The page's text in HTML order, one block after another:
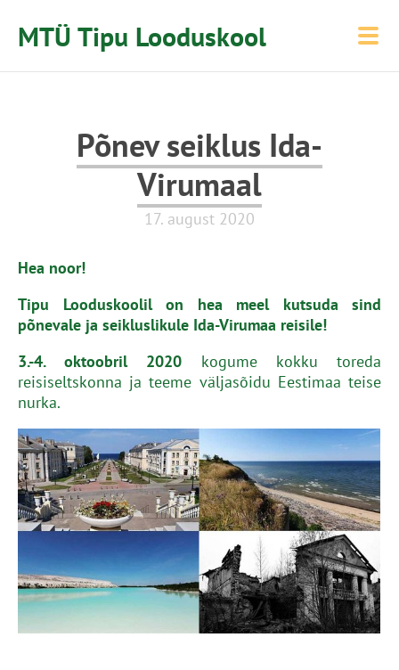
MTÜ Tipu Looduskool
Põnev seiklus Ida-
Virumaal
17. august 2020
Hea noor!
Tipu Looduskoolil on hea meel kutsuda sind
põnevale ja seikluslikule Ida-Virumaa reisile!
3.-4. oktoobril 2020 kogume kokku toreda
reisiseltskonna ja teeme väljasõidu Eestimaa teise
nurka.